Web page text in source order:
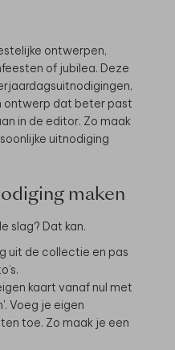
ontwerpen,
of jubilea. Deze
ontwerp dat beter past
in de editor. Zo maak
uitnodiging
maken
slag? Dat kan.
uit de collectie en pas
kaart vanaf nul met
Voeg je eigen
toe. Zo maak je een